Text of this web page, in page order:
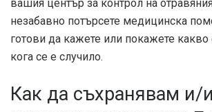
вашия център за контрол на
незабавно потърсете медицинска
готови да кажете или покажете какво
кога се е случило.
Как да съхранявам и/